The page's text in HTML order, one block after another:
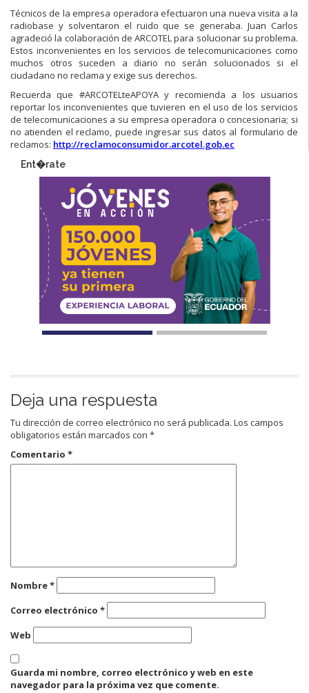
Técnicos de la empresa operadora efectuaron una nueva visita a la
radiobase y solventaron el ruido que se generaba. Juan Carlos
agradeció la colaboración de ARCOTEL para solucionar su problema.
Estos inconvenientes en los servicios de telecomunicaciones como
muchos otros suceden a diario no serán solucionados si el
ciudadano no reclama y exige sus derechos.
Recuerda que #ARCOTELteAPOYA y recomienda a los usuarios
reportar los inconvenientes que tuvieren en el uso de los servicios
de telecomunicaciones a su empresa operadora o concesionaria; si
no atienden el reclamo, puede ingresar sus datos al formulario de
reclamos: http://reclamoconsumidor.arcotel.gob.ec​
Ent�rate
Deja una respuesta
Tu dirección de correo electrónico no será publicada. Los campos
obligatorios están marcados con *
Comentario *
Nombre*
Correo electrónico *
Web
Guarda mi nombre, correo electrónico y web en este
navegador para la próxima vez que comente.